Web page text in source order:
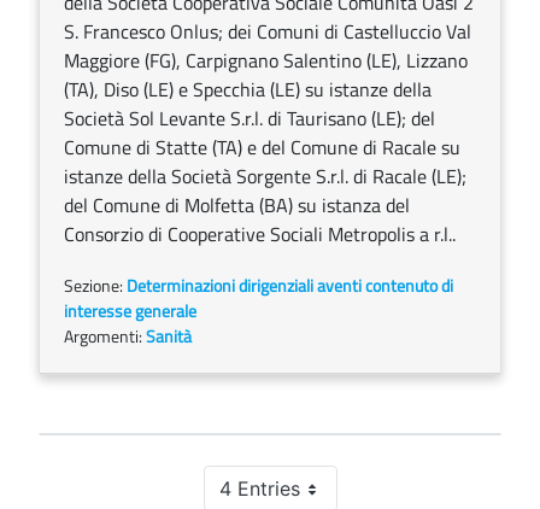
S. Francesco Onlus; dei Comuni di Castelluccio Val
Maggiore (FG), Carpignano Salentino (LE), Lizzano
(TA), Diso (LE) e Specchia (LE) su istanze della
Società Sol Levante S.r.l. di Taurisano (LE); del
Comune di Statte (TA) e del Comune di Racale su
istanze della Società Sorgente S.r.l. di Racale (LE);
del Comune di Molfetta (BA) su istanza del
Consorzio di Cooperative Sociali Metropolis a r.l..
Sezione: Determinazioni dirigenziali aventi contenuto di
interesse generale
Argomenti:Sanità
4 EntriesPer Page